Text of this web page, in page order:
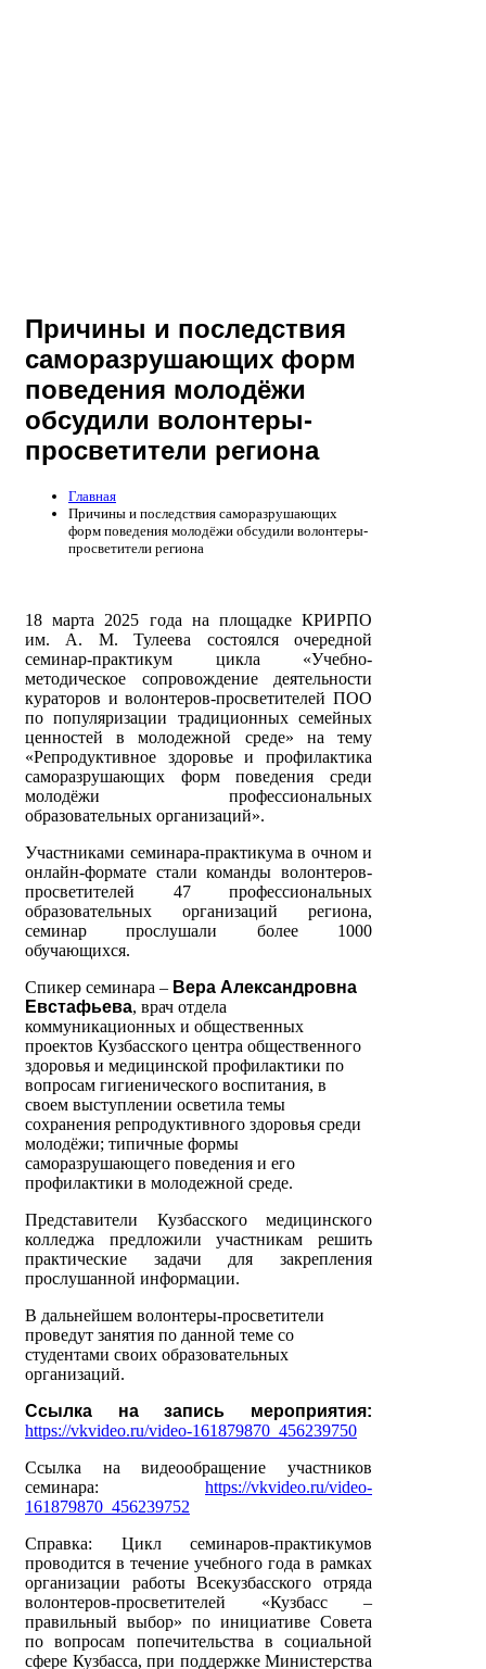
Причины и последствия
саморазрушающих форм
поведения молодёжи
обсудили волонтеры-
просветители региона
Главная
Причины и последствия саморазрушающих
форм поведения молодёжи обсудили волонтеры-
просветители региона
18 марта 2025 года на площадке КРИРПО
им. А. М. Тулеева состоялся очередной
семинар-практикум цикла «Учебно-
методическое сопровождение деятельности
кураторов и волонтеров-просветителей ПОО
по популяризации традиционных семейных
ценностей в молодежной среде» на тему
«Репродуктивное здоровье и профилактика
саморазрушающих форм поведения среди
молодёжи профессиональных
образовательных организаций».
Участниками семинара-практикума в очном и
онлайн-формате стали команды волонтеров-
просветителей 47 профессиональных
образовательных организаций региона,
семинар прослушали более 1000
обучающихся.
Спикер семинара – Вера Александровна
Евстафьева, врач отдела
коммуникационных и общественных
проектов Кузбасского центра общественного
здоровья и медицинской профилактики по
вопросам гигиенического воспитания, в
своем выступлении осветила темы
сохранения репродуктивного здоровья среди
молодёжи; типичные формы
саморазрушающего поведения и его
профилактики в молодежной среде.
Представители Кузбасского медицинского
колледжа предложили участникам решить
практические задачи для закрепления
прослушанной информации.
В дальнейшем волонтеры-просветители
проведут занятия по данной теме со
студентами своих образовательных
организаций.
Ссылка на запись мероприятия:
https://vkvideo.ru/video-161879870_456239750
Ссылка на видеообращение участников
семинара: https://vkvideo.ru/video-
161879870_456239752
Справка: Цикл семинаров-практикумов
проводится в течение учебного года в рамках
организации работы Всекузбасского отряда
волонтеров-просветителей «Кузбасс –
правильный выбор» по инициативе Совета
по вопросам попечительства в социальной
сфере Кузбасса, при поддержке Министерства